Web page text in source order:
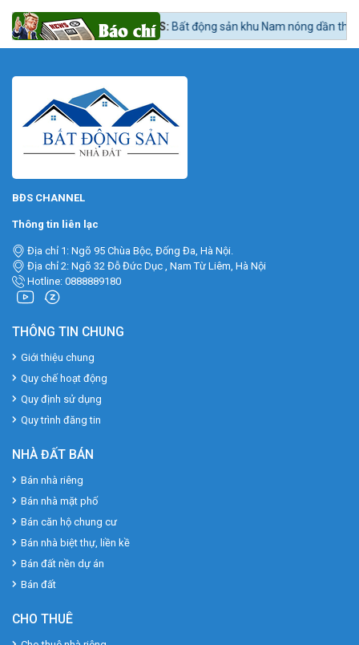
Tin tức 24h BĐS:Bất động sản khu Nam nóng dần theo lộ trình lên
BĐS CHANNEL
Thông tin liên lạc
Địa chỉ 1: Ngõ 95 Chùa Bộc, Đống Đa, Hà Nội.
Địa chỉ 2: Ngõ 32 Đỗ Đức Dục , Nam Từ Liêm, Hà Nội
Hotline: 0888889180
THÔNG TIN CHUNG
Giới thiệu chung
Quy chế hoạt động
Quy định sử dụng
Quy trình đăng tin
NHÀ ĐẤT BÁN
Bán nhà riêng
Bán nhà mặt phố
Bán căn hộ chung cư
Bán nhà biệt thự, liền kề
Bán đất nền dự án
Bán đất
CHO THUÊ